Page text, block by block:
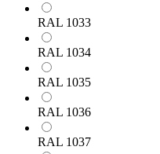
RAL 1033
RAL 1034
RAL 1035
RAL 1036
RAL 1037